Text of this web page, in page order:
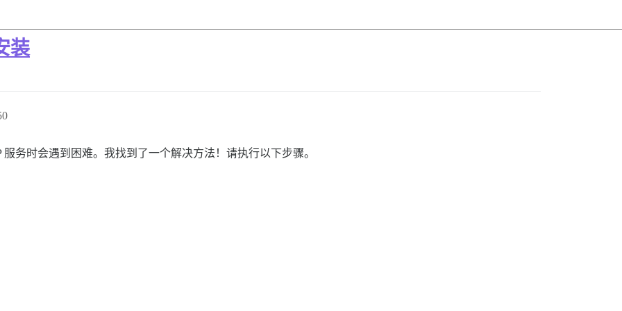
装
务时会遇到困难。我找到了一个解决方法！请执行以下步骤。